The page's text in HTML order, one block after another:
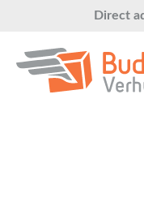
Direct